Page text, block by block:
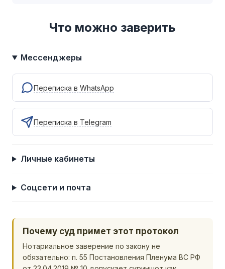
Что можно заверить
Мессенджеры
Переписка в WhatsApp
Переписка в Telegram
Личные кабинеты
Соцсети и почта
Почему суд примет этот протокол
Нотариальное заверение по закону не
обязательно: п. 55 Постановления Пленума ВС РФ